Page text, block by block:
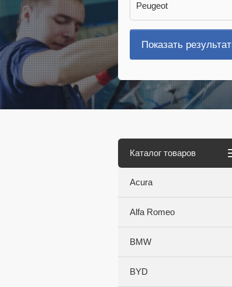
Peugeot
Каталог товаров
Acura
Alfa Romeo
BMW
BYD